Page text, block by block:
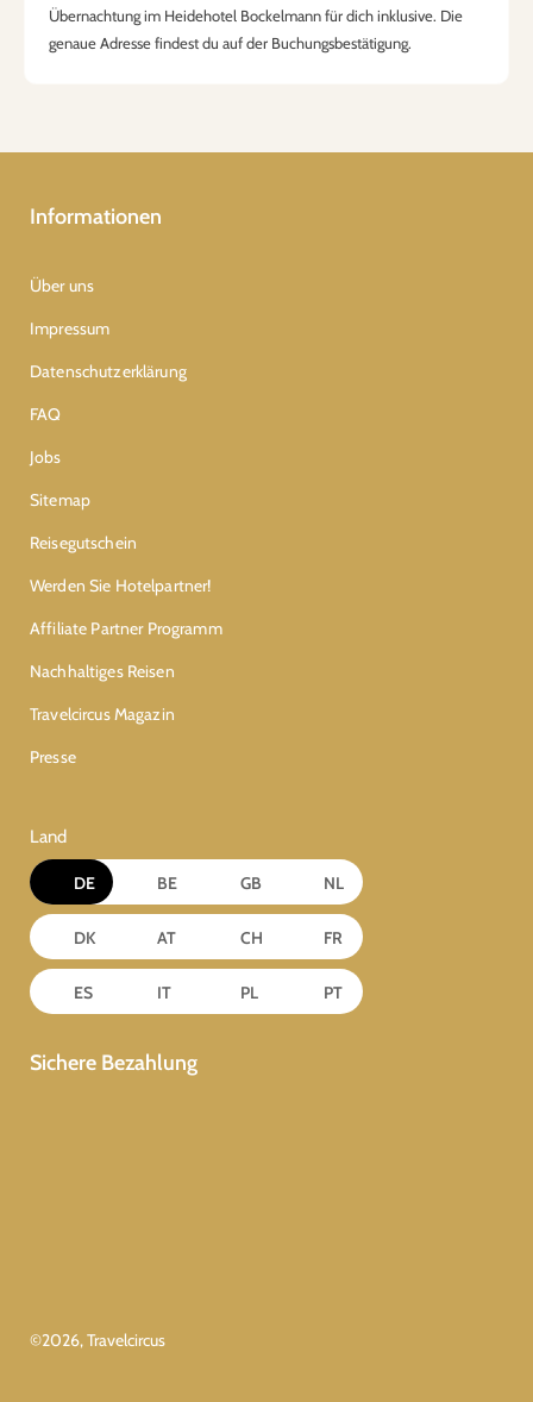
Übernachtung im Heidehotel Bockelmann für dich inklusive. Die
genaue Adresse findest du auf der Buchungsbestätigung.
Informationen
Über uns
Impressum
Datenschutzerklärung
FAQ
Jobs
Sitemap
Reisegutschein
Werden Sie Hotelpartner!
Affiliate Partner Programm
Nachhaltiges Reisen
Travelcircus Magazin
Presse
Land
DE BE GB NL
DK AT CH FR
ES IT PL PT
Sichere Bezahlung
©2026, Travelcircus